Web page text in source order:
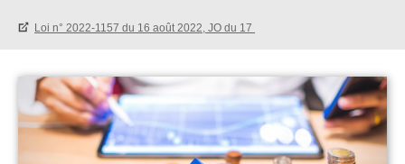
Loi n° 2022-1157 du 16 août 2022, JO du 17